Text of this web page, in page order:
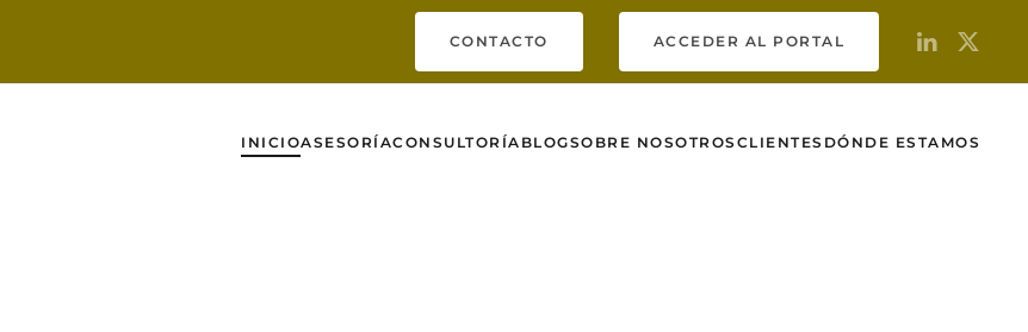
CONTACTO ACCEDER AL PORTAL
INICIOASESORÍACONSULTORÍA BLOGSOBRE NOSOTROS CLIENTES DÓNDE ESTAMOS